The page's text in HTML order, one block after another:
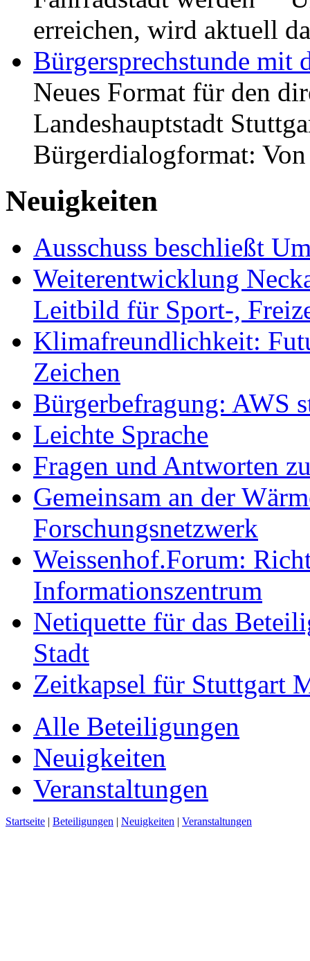
erreichen, wird aktuell
Bürgersprechstunde mit
Neues Format für den
Landeshauptstadt
Bürgerdialogformat:
Neuigkeiten
Ausschuss beschließt
Weiterentwicklung
Leitbild für Sport-,
Klimafreundlichkeit:
Zeichen
Bürgerbefragung: AWS
Leichte Sprache
Fragen und Antworten
Gemeinsam an der
Forschungsnetzwerk
Weissenhof.Forum:
Informationszentrum
Netiquette für das
Stadt
Zeitkapsel für Stuttgart
Alle Beteiligungen
Neuigkeiten
Veranstaltungen
Startseite | Beteiligungen | Neuigkeiten | Veranstaltungen